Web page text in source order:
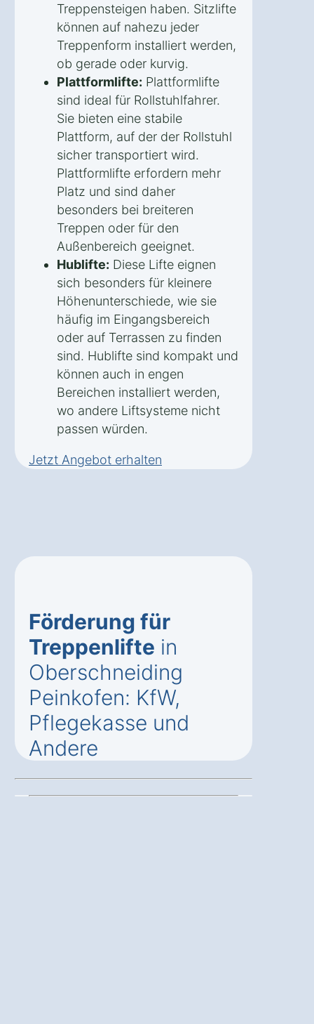
Treppensteigen haben. Sitzlifte
können auf nahezu jeder
Treppenform installiert werden,
ob gerade oder kurvig.
Plattformlifte: Plattformlifte
sind ideal für Rollstuhlfahrer.
Sie bieten eine stabile
Plattform, auf der der Rollstuhl
sicher transportiert wird.
Plattformlifte erfordern mehr
Platz und sind daher
besonders bei breiteren
Treppen oder für den
Außenbereich geeignet.
Hublifte: Diese Lifte eignen
sich besonders für kleinere
Höhenunterschiede, wie sie
häufig im Eingangsbereich
oder auf Terrassen zu finden
sind. Hublifte sind kompakt und
können auch in engen
Bereichen installiert werden,
wo andere Liftsysteme nicht
passen würden.
Jetzt Angebot erhalten
Förderung für
Treppenlifte in
Oberschneiding
Peinkofen: KfW,
Pflegekasse und
Andere